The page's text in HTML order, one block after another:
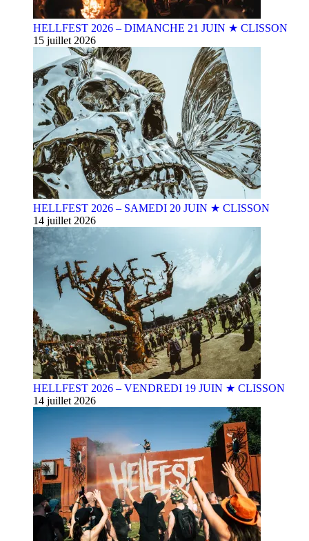
HELLFEST 2026 – DIMANCHE 21 JUIN ★ CLISSON
15 juillet 2026
HELLFEST 2026 – SAMEDI 20 JUIN ★ CLISSON
14 juillet 2026
HELLFEST 2026 – VENDREDI 19 JUIN ★ CLISSON
14 juillet 2026